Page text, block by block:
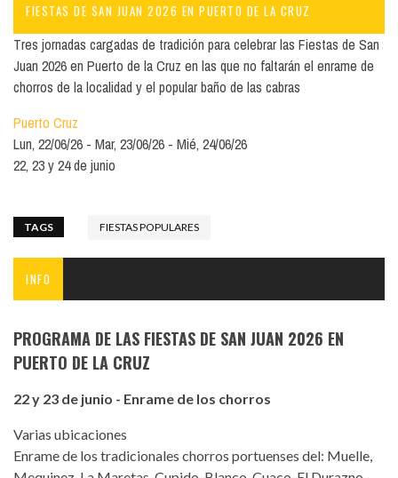
FIESTAS DE SAN JUAN 2026 EN PUERTO DE LA CRUZ
Tres jornadas cargadas de tradición para celebrar las Fiestas de San
Juan 2026 en Puerto de la Cruz en las que no faltarán el enrame de
chorros de la localidad y el popular baño de las cabras
Puerto Cruz
Lun, 22/06/26
Mar, 23/06/26
Mié, 24/06/26
22, 23 y 24 de junio
TAGS FIESTAS POPULARES
INFO
PROGRAMA DE LAS FIESTAS DE SAN JUAN 2026 EN
PUERTO DE LA CRUZ
22 y 23 de junio - Enrame de los chorros
Varias ubicaciones
Enrame de los tradicionales chorros portuenses del: Muelle,